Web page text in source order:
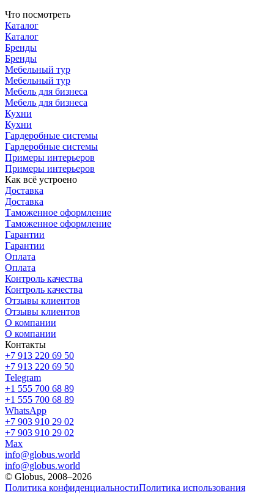
Что посмотреть
Каталог
Каталог
Бренды
Бренды
Мебельный тур
Мебельный тур
Мебель для бизнеса
Мебель для бизнеса
Кухни
Кухни
Гардеробные системы
Гардеробные системы
Примеры интерьеров
Примеры интерьеров
Как всё устроено
Доставка
Доставка
Таможенное оформление
Таможенное оформление
Гарантии
Гарантии
Оплата
Оплата
Контроль качества
Контроль качества
Отзывы клиентов
Отзывы клиентов
О компании
О компании
Контакты
+7 913 220 69 50
+7 913 220 69 50
Telegram
+1 555 700 68 89
+1 555 700 68 89
WhatsApp
+7 903 910 29 02
+7 903 910 29 02
Max
info@globus.world
info@globus.world
© Globus, 2008–2026
Политика конфиденциальностиПолитика использования